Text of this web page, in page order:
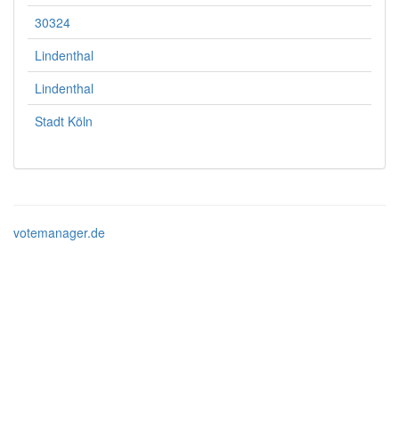
30324
Lindenthal
Lindenthal
Stadt Köln
votemanager.de